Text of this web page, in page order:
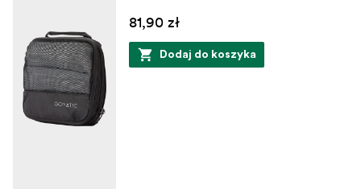
81,90 zł
Dodaj do koszyka